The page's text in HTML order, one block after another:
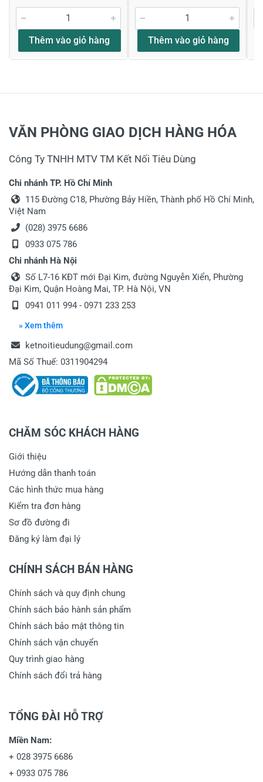
xuất hóa đơn?
11/03/2021
thắc mắc
có ship cod không ? về BMT có tính phí không shop
?
Thân chào anh Hữu Đức đã quan tâm đến
sản phẩm của KNTD, sản phẩm được KNTD
gửi toàn bộ lãnh thổ Việt Nam. Thông tin
đến anh!
18/02/2021
X
Phụ kiện gồm những gì vậy máy cưa lọng dewalt
Dạ chào anh Mạnh Máy này kèm 1 lưỡi cưa
12/01/2021
Viết nhận xét về sản phẩm
Đánh giá sao
Họ và tên*
Tiêu đề của nhận xét
Viết nhận xét của bạn vào bên dưới
Thêm vào giỏ hàng Thêm vào giỏ hàng
VĂN PHÒNG GIAO DỊCH HÀNG HÓA
Công Ty TNHH MTV TM Kết Nối Tiêu Dùng
Chi nhánh TP. Hồ Chí Minh
115 Đường C18, Phường Bảy Hiền, Thành phố Hồ Chí Minh,
Việt Nam
(028) 3975 6686
0933 075 786
Chi nhánh Hà Nội
Số L7-16 KĐT mới Đại Kim, đường Nguyễn Xiển, Phường
Đại Kim, Quận Hoàng Mai, TP. Hà Nội, VN
0941 011 994 - 0971 233 253
» Xem thêm
ketnoitieudung@gmail.com
Mã Số Thuế: 0311904294
CHĂM SÓC KHÁCH HÀNG
Giới thiệu
Hướng dẫn thanh toán
Các hình thức mua hàng
Kiểm tra đơn hàng
Sơ đồ đường đi
Đăng ký làm đại lý
CHÍNH SÁCH BÁN HÀNG
Chính sách và quy định chung
Chính sách bảo hành sản phẩm
Chính sách bảo mật thông tin
Chính sách vận chuyển
Quy trình giao hàng
Chính sách đổi trả hàng
TỔNG ĐÀI HỖ TRỢ
Miền Nam:
+ 028 3975 6686
+ 0933 075 786